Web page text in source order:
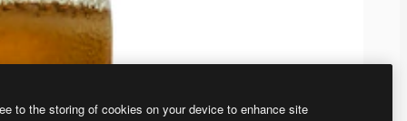
to the storing of cookies on your device to enhance site